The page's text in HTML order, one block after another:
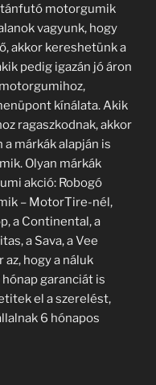
motorgumik
vagyunk, hogy
akkor kereshetünk a
pedig igazán jó áron
kínálata. Akik
ragaszkodnak, akkor
márkák alapján is
Olyan márkák
akció: Robogó
– MotorTire-nél,
a Continental, a
a Sava, a Vee
hogy a náluk
garanciát is
el a szerelést,
6 hónapos